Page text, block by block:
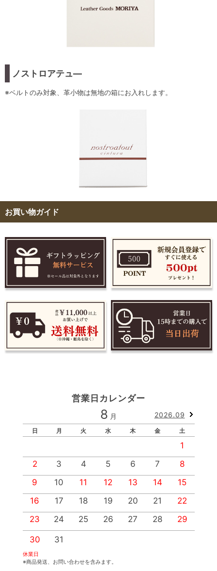
ノストロアテュ―
※ベルトのみ対象、革小物は無地の箱にお入れします。
お買い物ガイド
営業日カレンダー
8 月 2026.09
日 月 火 水 木 金 土
1
2
3 4 5 6 7
8
9
10 11 12 13 14
15
16
17 18 19 20 21
22
23
24 25 26 27 28 29
30 31
休業日
※商品発送、お問い合わせを含みます。